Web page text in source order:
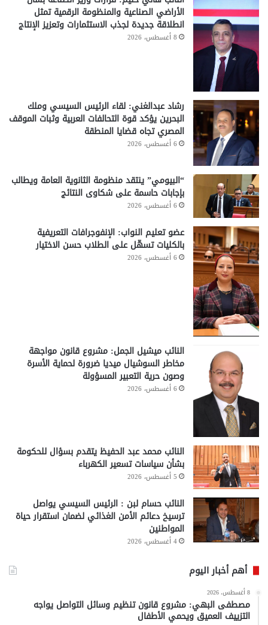
الأراضي الصناعية والمنظومة الرقمية تمثل
انطلاقة جديدة لجذب الاستثمارات وتعزيز الإنتاج
8 أغسطس، 2026
رشاد عبدالغني: لقاء الرئيس السيسي وملك
البحرين يؤكد قوة التحالفات العربية وثبات الموقف
المصري تجاه قضايا المنطقة
6 أغسطس، 2026
“البيومي” ينتقد منظومة الثانوية العامة ويطالب
بإجابات حاسمة على شكاوى النتائج
6 أغسطس، 2026
عضو تعليم النواب: الإنفوجرافات التعريفية
بالكليات تسهّل على الطلاب حسن الاختيار
6 أغسطس، 2026
النائب ميشيل الجمل: مشروع قانون مواجهة
مخاطر السوشيال ميديا ضرورة لحماية الأسرة
وصون حرية التعبير المسؤولة
6 أغسطس، 2026
النائب محمد عبد الحفيظ يتقدم بسؤال للحكومة
بشأن سياسات تسعير الكهرباء
5 أغسطس، 2026
النائب حسام لبن : الرئيس السيسي يواصل
ترسيخ دعائم الأمن الغذائي لضمان استقرار حياة
المواطنين
4 أغسطس، 2026
أهم أخبار اليوم
8 أغسطس، 2026
مصطفى البهي: مشروع قانون تنظيم وسائل التواصل يواجه
التزييف العميق ويحمي الأطفال